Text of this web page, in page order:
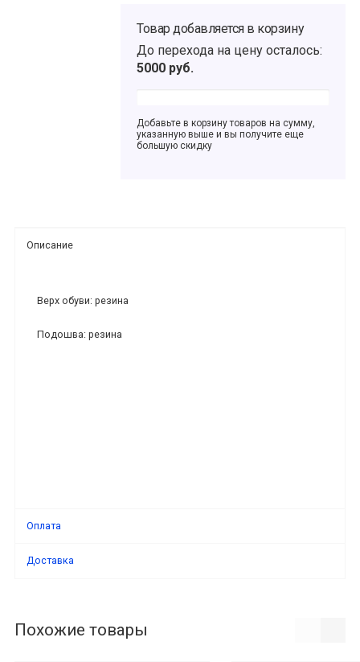
Товар добавляется в корзину
До перехода на цену осталось:
5000 руб.
Добавьте в корзину товаров на сумму,
указанную выше и вы получите еще
большую скидку
Описание
Верх обуви: резина
Подошва: резина
Оплата
Доставка
Похожие товары